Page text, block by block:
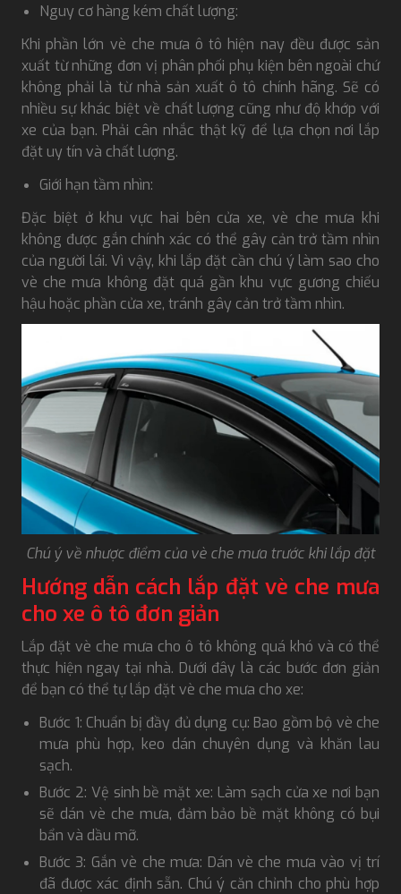
Nguy cơ hàng kém chất lượng:
Khi phần lớn vè che mưa ô tô hiện nay đều được sản
xuất từ những đơn vị phân phối phụ kiện bên ngoài chứ
không phải là từ nhà sản xuất ô tô chính hãng. Sẽ có
nhiều sự khác biệt về chất lượng cũng như độ khớp với
xe của bạn. Phải cân nhắc thật kỹ để lựa chọn nơi lắp
đặt uy tín và chất lượng.
Giới hạn tầm nhìn:
Đặc biệt ở khu vực hai bên cửa xe, vè che mưa khi
không được gắn chính xác có thể gây cản trở tầm nhìn
của người lái. Vì vậy, khi lắp đặt cần chú ý làm sao cho
vè che mưa không đặt quá gần khu vực gương chiếu
hậu hoặc phần cửa xe, tránh gây cản trở tầm nhìn.
Chú ý về nhược điểm của vè che mưa trước khi lắp đặt
Hướng dẫn cách lắp đặt vè che mưa
cho xe ô tô đơn giản
Lắp đặt vè che mưa cho ô tô không quá khó và có thể
thực hiện ngay tại nhà. Dưới đây là các bước đơn giản
để bạn có thể tự lắp đặt vè che mưa cho xe:
Bước 1: Chuẩn bị đầy đủ dụng cụ: Bao gồm bộ vè che
mưa phù hợp, keo dán chuyên dụng và khăn lau
sạch.
Bước 2: Vệ sinh bề mặt xe: Làm sạch cửa xe nơi bạn
sẽ dán vè che mưa, đảm bảo bề mặt không có bụi
bẩn và dầu mỡ.
Bước 3: Gắn vè che mưa: Dán vè che mưa vào vị trí
đã được xác định sẵn. Chú ý căn chỉnh cho phù hợp